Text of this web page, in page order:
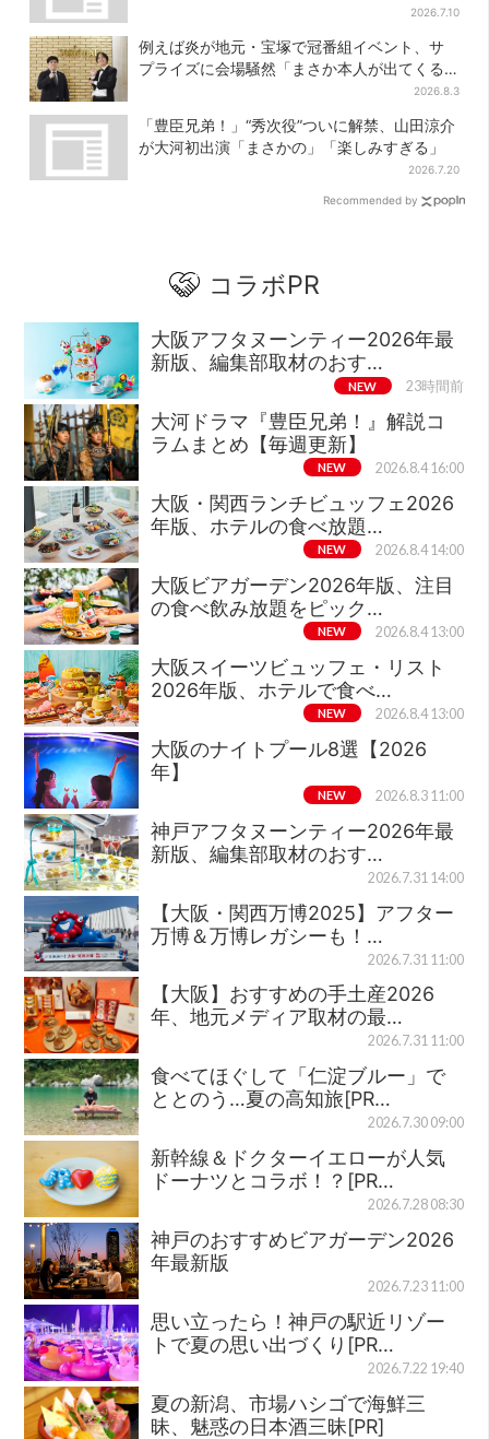
2026.7.10
例えば炎が地元・宝塚で冠番組イベント、サ
プライズに会場騒然「まさか本人が出てくる
2026.8.3
「豊臣兄弟！」“秀次役”ついに解禁、山田涼介
が大河初出演「まさかの」「楽しみすぎる」
2026.7.20
Recommended by
コラボPR
大阪アフタヌーンティー2026年最
新版、編集部取材のおす…
NEW 23時間前
大河ドラマ『豊臣兄弟！』解説コ
ラムまとめ【毎週更新】
NEW 2026.8.4 16:00
大阪・関西ランチビュッフェ2026
年版、ホテルの食べ放題…
NEW 2026.8.4 14:00
大阪ビアガーデン2026年版、注目
の食べ飲み放題をピック…
NEW 2026.8.4 13:00
大阪スイーツビュッフェ・リスト
2026年版、ホテルで食べ…
NEW 2026.8.4 13:00
大阪のナイトプール8選【2026
年】
NEW 2026.8.3 11:00
神戸アフタヌーンティー2026年最
新版、編集部取材のおす…
2026.7.31 14:00
【大阪・関西万博2025】アフター
万博＆万博レガシーも！…
2026.7.31 11:00
【大阪】おすすめの手土産2026
年、地元メディア取材の最…
2026.7.31 11:00
食べてほぐして「仁淀ブルー」で
ととのう…夏の高知旅[PR…
2026.7.30 09:00
新幹線＆ドクターイエローが人気
ドーナツとコラボ！？[PR…
2026.7.28 08:30
神戸のおすすめビアガーデン2026
年最新版
2026.7.23 11:00
思い立ったら！神戸の駅近リゾー
トで夏の思い出づくり[PR…
2026.7.22 19:40
夏の新潟、市場ハシゴで海鮮三
昧、魅惑の日本酒三昧[PR]